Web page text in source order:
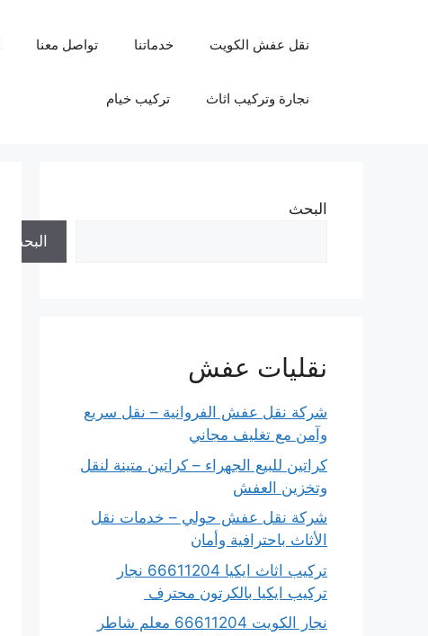
نقل عفش الكويت خدماتنا تواصل معنا
نجارة وتركيب اثاث تركيب خيام
البحث
البحث
نقليات عفش
شركة نقل عفش الفروانية – نقل سريع
وآمن مع تغليف مجاني
كراتين للبيع الجهراء – كراتين متينة لنقل
وتخزين العفش
شركة نقل عفش حولي – خدمات نقل
الأثاث باحترافية وأمان
تركيب اثاث ايكيا 66611204 نجار
تركيب ايكيا بالكرتون محترف
نجار الكويت 66611204 معلم شاطر